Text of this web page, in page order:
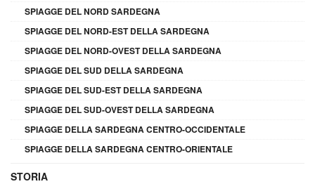
SPIAGGE DEL NORD SARDEGNA
SPIAGGE DEL NORD-EST DELLA SARDEGNA
SPIAGGE DEL NORD-OVEST DELLA SARDEGNA
SPIAGGE DEL SUD DELLA SARDEGNA
SPIAGGE DEL SUD-EST DELLA SARDEGNA
SPIAGGE DEL SUD-OVEST DELLA SARDEGNA
SPIAGGE DELLA SARDEGNA CENTRO-OCCIDENTALE
SPIAGGE DELLA SARDEGNA CENTRO-ORIENTALE
STORIA